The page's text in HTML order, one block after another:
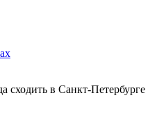
в Санкт-Петербурге